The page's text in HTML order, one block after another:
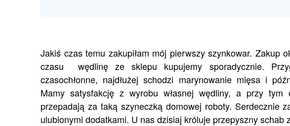
Jakiś czas temu zakupiłam mój pierwszy szynkowar. Zakup
czasu wędlinę ze sklepu kupujemy sporadycznie.
czasochłonne, najdłużej schodzi marynowanie mięsa i
Mamy satysfakcję z wyrobu własnej wędliny, a przy
przepadają za taką szyneczką domowej roboty. Serdecznie
ulubionymi dodatkami. U nas dzisiaj króluje przepyszny schab